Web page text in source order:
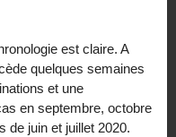
est claire. A
quelques semaines
et une
en septembre, octobre
de juin et juillet 2020.